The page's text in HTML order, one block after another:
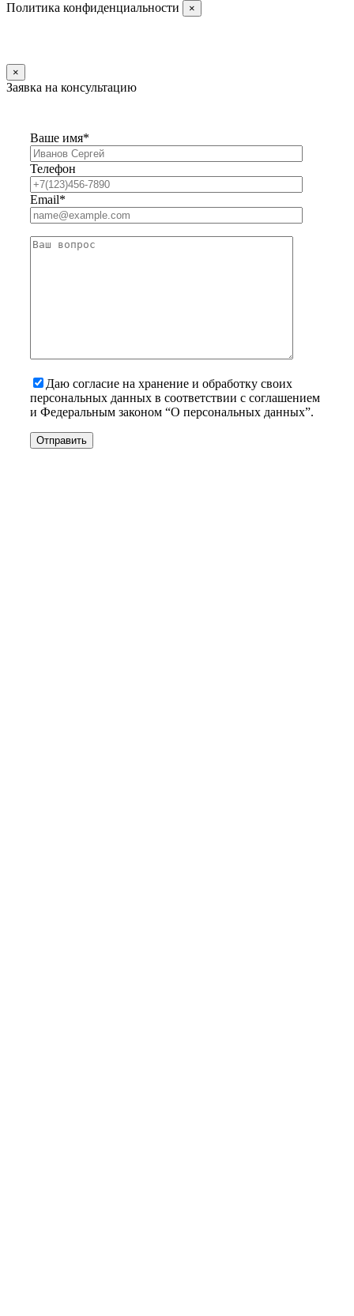
Политика конфиденциальности ×
×
Заявка на консультацию
Ваше имя*
Телефон
Email*
Даю согласие на хранение и обработку своих
персональных данных в соответствии с соглашением
и Федеральным законом “О персональных данных”.